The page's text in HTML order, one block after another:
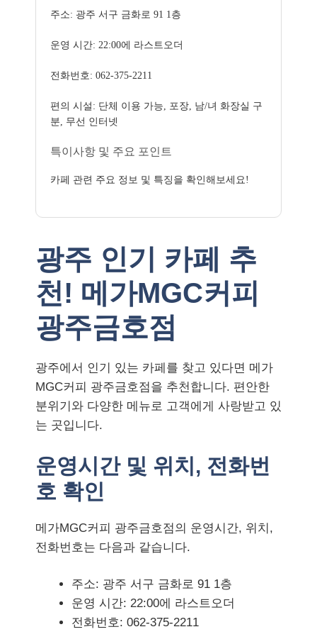
주소: 광주 서구 금화로 91 1층
운영 시간: 22:00에 라스트오더
전화번호: 062-375-2211
편의 시설: 단체 이용 가능, 포장, 남/녀 화장실 구
분, 무선 인터넷
특이사항 및 주요 포인트
카페 관련 주요 정보 및 특징을 확인해보세요!
광주 인기 카페 추
천! 메가MGC커피
광주금호점
광주에서 인기 있는 카페를 찾고 있다면 메가
MGC커피 광주금호점을 추천합니다. 편안한
분위기와 다양한 메뉴로 고객에게 사랑받고 있
는 곳입니다.
운영시간 및 위치, 전화번
호 확인
메가MGC커피 광주금호점의 운영시간, 위치,
전화번호는 다음과 같습니다.
주소: 광주 서구 금화로 91 1층
운영 시간: 22:00에 라스트오더
전화번호: 062-375-2211